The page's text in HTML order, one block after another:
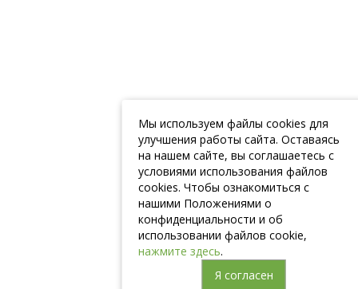
Мы используем файлы cookies для
улучшения работы сайта. Оставаясь
на нашем сайте, вы соглашаетесь с
условиями использования файлов
cookies. Чтобы ознакомиться с
нашими Положениями о
конфиденциальности и об
использовании файлов cookie,
нажмите здесь.
Я согласен